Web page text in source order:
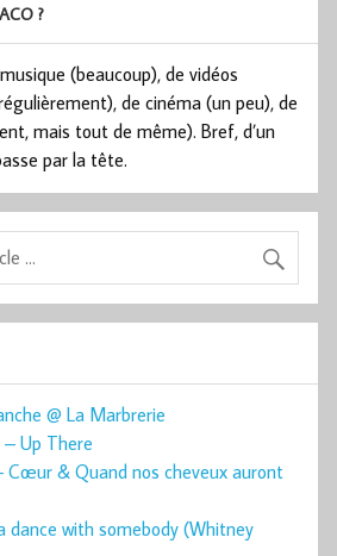
?
(beaucoup), de vidéos
de cinéma (un peu), de
mais tout de même). Bref, d’un
par la tête.
@ La Marbrerie
– Up There
Cœur & Quand nos cheveux auront
dance with somebody (Whitney